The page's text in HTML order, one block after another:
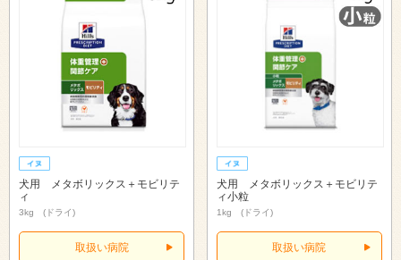
犬用 メタボリックス＋モビリテ
ィ
3kg (ドライ)
取扱い病院
犬用 メタボリックス＋モビリテ
ィ小粒
1kg (ドライ)
取扱い病院